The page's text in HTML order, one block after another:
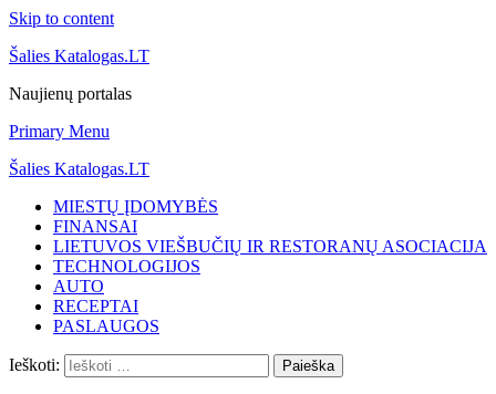
Skip to content
Šalies Katalogas.LT
Naujienų portalas
Primary Menu
Šalies Katalogas.LT
MIESTŲ ĮDOMYBĖS
FINANSAI
LIETUVOS VIEŠBUČIŲ IR RESTORANŲ ASOCIACIJA
TECHNOLOGIJOS
AUTO
RECEPTAI
PASLAUGOS
Ieškoti: